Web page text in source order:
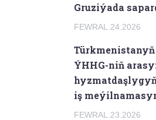
Gruziýada
FEWRAL.24.2026
ÝHHG-niň
iş
FEWRAL.23.2026